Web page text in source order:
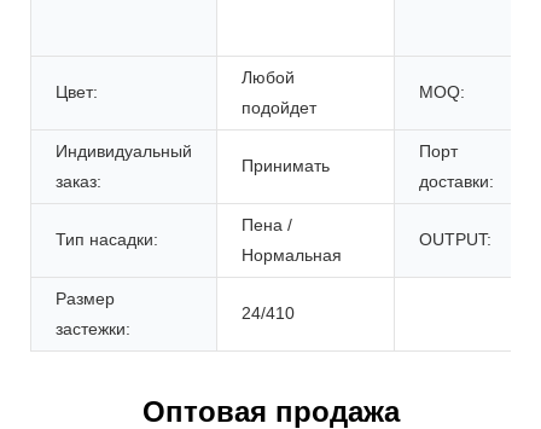
Цвет:
Любой
подойдет
MOQ:
Индивидуальный
заказ:
Принимать
Порт
доставки:
Тип насадки:
Пена /
Нормальная
OUTPUT:
Размер
застежки:
24/410
Оптовая продажа